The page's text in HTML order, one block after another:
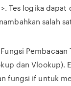
Tes logika
salah
Pembacaan
dan Vlookup).
fungsi if untuk